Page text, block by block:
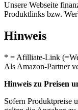
Unsere Webseite
Produktlinks bzw.
Hinweis
* = Afilliate-Link
Als Amazon-Partner
Hinweis zu Preisen
Sofern Produktpreise